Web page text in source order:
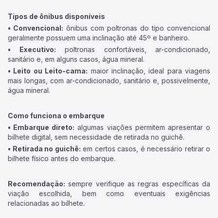
Tipos de ônibus disponíveis
• Convencional: ônibus com poltronas do tipo convencional
geralmente possuem uma inclinação até 45º e banheiro.
• Executivo: poltronas confortáveis, ar-condicionado,
sanitário e, em alguns casos, água mineral.
• Leito ou Leito-cama: maior inclinação, ideal para viagens
mais longas, com ar-condicionado, sanitário e, possivelmente,
água mineral.
Como funciona o embarque
• Embarque direto: algumas viações permitem apresentar o
bilhete digital, sem necessidade de retirada no guichê.
• Retirada no guichê: em certos casos, é necessário retirar o
bilhete físico antes do embarque.
Recomendação: sempre verifique as regras específicas da
viação escolhida, bem como eventuais exigências
relacionadas ao bilhete.